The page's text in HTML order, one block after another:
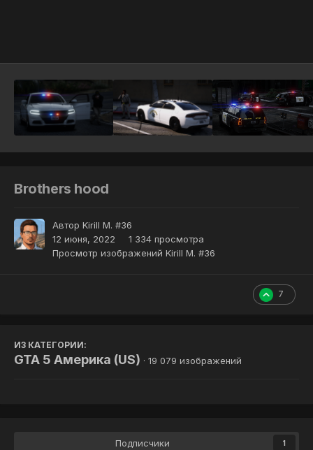
Brothers hood
Автор Kirill M. #36
12 июня, 2022
1 334 просмотра
Просмотр изображений Kirill M. #36
7
ИЗ КАТЕГОРИИ:
GTA 5 Америка (US) · 19 079 изображений
Подписчики 1